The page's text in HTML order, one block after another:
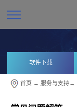
软件下载
首页 →服务与支持→